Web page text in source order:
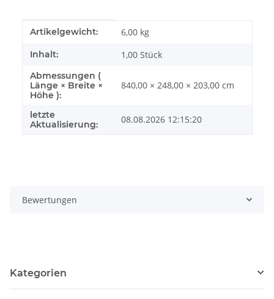
Produkteigenschaft
Wert
Artikelgewicht: 6,00 kg
Inhalt: 1,00 Stück
Abmessungen (
Länge × Breite ×
Höhe ):
840,00 × 248,00 × 203,00 cm
letzte
Aktualisierung:
08.08.2026 12:15:20
Bewertungen
Kategorien